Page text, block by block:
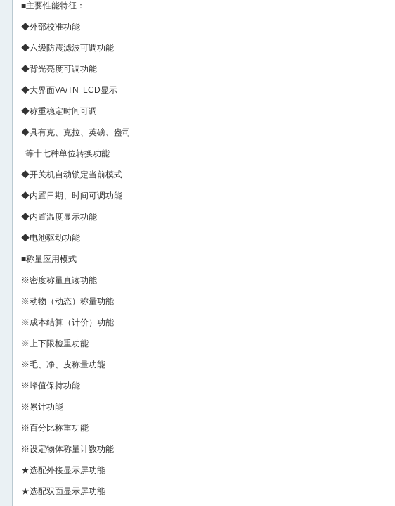
■主要性能特征：
◆外部校准功能
◆六级防震滤波可调功能
◆背光亮度可调功能
◆大界面VA/TN LCD显示
◆称重稳定时间可调
◆具有克、克拉、英磅、盎司
等十七种单位转换功能
◆开关机自动锁定当前模式
◆内置日期、时间可调功能
◆内置温度显示功能
◆电池驱动功能
■称量应用模式
※密度称量直读功能
※动物（动态）称量功能
※成本结算（计价）功能
※上下限检重功能
※毛、净、皮称量功能
※峰值保持功能
※累计功能
※百分比称重功能
※设定物体称量计数功能
★选配外接显示屏功能
★选配双面显示屏功能